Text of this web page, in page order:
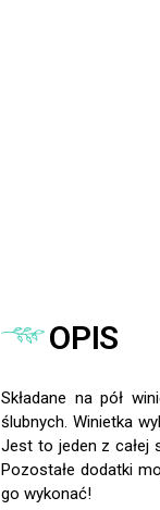
OPIS
Składane na pół
ślubnych. Winietka
Jest to jeden z całej
Pozostałe dodatki
go wykonać!